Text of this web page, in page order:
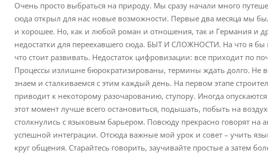
Очень просто выбраться на природу. Мы сразу начали много
сюда открыл для нас новые возможности. Первые два месяца мы
и хорошее. Но, как и любой роман и отношения, так и Германия и
недостатки для переехавшего сюда. БЫТ И СЛОЖНОСТИ. На что я бы
что стоит развивать. Недостаток цифровизации: все приходит по
Процессы излишне бюрократизированы, термины ждать долго. Не
знаем и сталкиваемся с этим каждый день. На первом этапе
приводит к некоторому разочарованию, ступору. Иногда
этот момент лучше всего остановиться, подышать, побыть на
столкнулись с языковым барьером. Повсюду прекрасно говорят
успешной интеграции. Отсюда важные мой урок и совет – учить
круг общения. Старайтесь говорить, заучивайте простые а затем